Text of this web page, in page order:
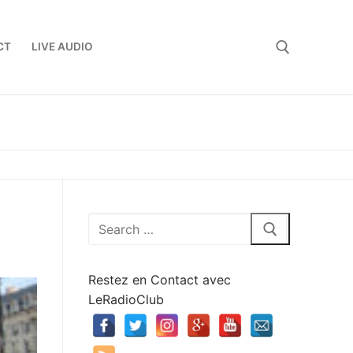
LIVE AUDIO
Rechercher
Restez en Contact avec
LeRadioClub